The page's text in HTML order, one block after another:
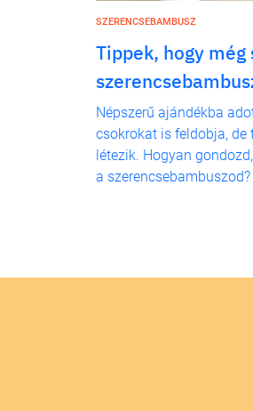
SZERENCSEBAMBUSZ
Tippek, hogy még
Népszerű ajándékba
csokrokat is feldobja,
létezik. Hogyan
a szerencsebambuszod?